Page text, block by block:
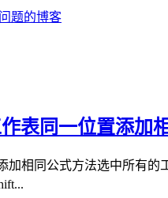
题的博客
表同一位置添加
相同公式方法选中所有的